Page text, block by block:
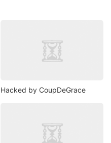
Hacked by CoupDeGrace